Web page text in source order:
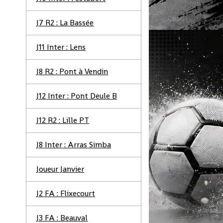
J7 R2 : La Bassée
J11 Inter : Lens
J8 R2 : Pont à Vendin
J12 Inter : Pont Deule B
J12 R2 : Lille PT
J8 Inter : Arras Simba
Joueur Janvier
J2 FA : Flixecourt
J3 FA : Beauval